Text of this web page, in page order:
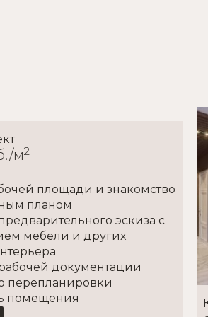
м2
площади и знакомство
планом
эскиза с
мебели и других
документации
перепланировки
помещения